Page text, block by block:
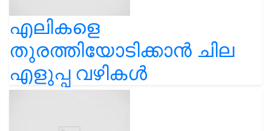
എലികളെ
തുരത്തിയോടിക്കാൻ ചില
എളുപ്പ വഴികൾ